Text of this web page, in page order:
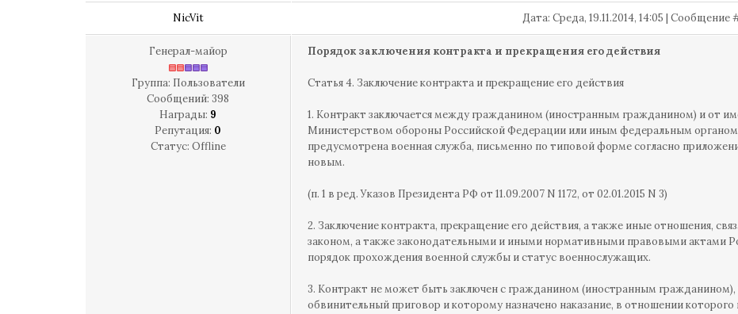
NicVit Дата: Среда, 19.11.2014, 14:05 | Сообщение
Генерал-майор
Группа: Пользователи
Сообщений: 398
Награды: 9
Репутация: 0
Статус: Offline
Порядок заключения контракта и прекращения его действия
Статья 4. Заключение контракта и прекращение его действия
1. Контракт заключается между гражданином (иностранным гражданином) и от
Министерством обороны Российской Федерации или иным федеральным органом
предусмотрена военная служба, письменно по типовой форме согласно
новым.
(п. 1 в ред. Указов Президента РФ от 11.09.2007 N 1172, от 02.01.2015 N 3)
2. Заключение контракта, прекращение его действия, а также иные отношения,
законом, а также законодательными и иными нормативными правовыми актами
порядок прохождения военной службы и статус военнослужащих.
3. Контракт не может быть заключен с гражданином (иностранным
обвинительный приговор и которому назначено наказание, в отношении